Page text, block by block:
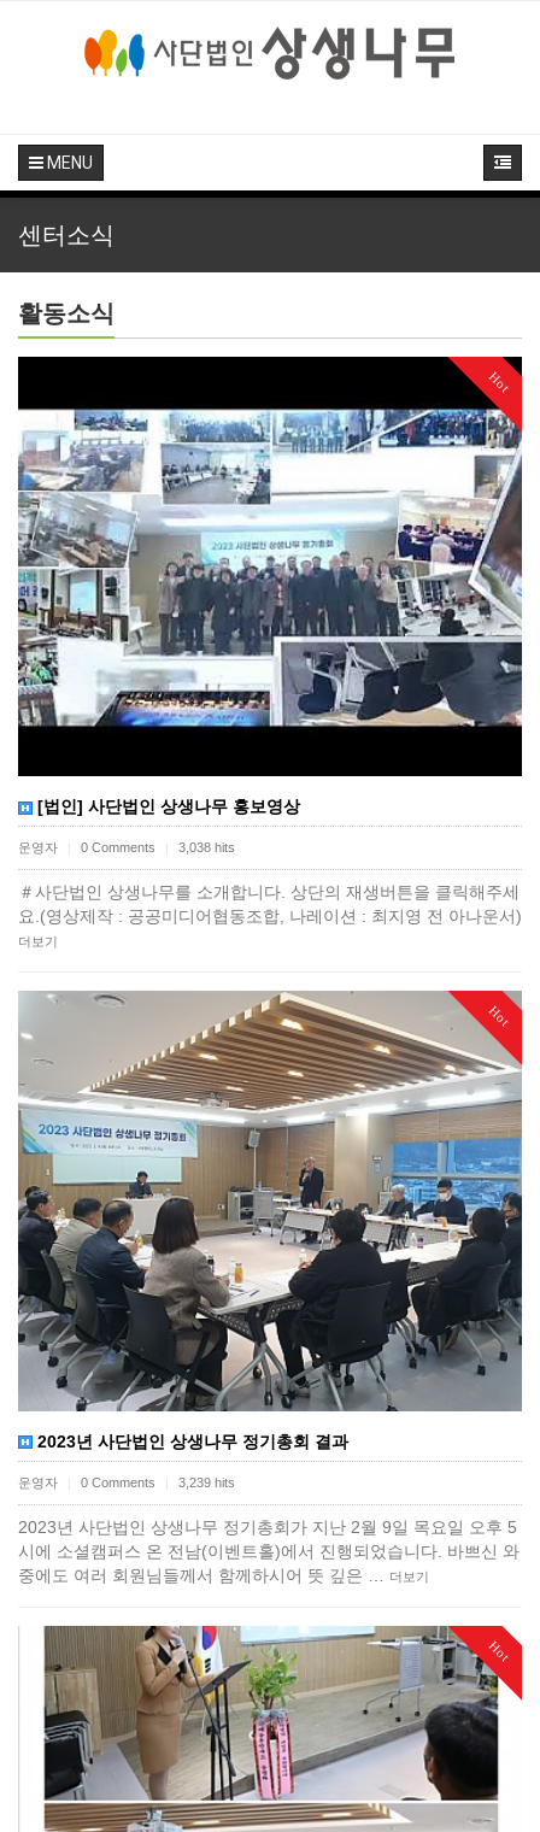
MENU
센터소식
활동소식
Hot
[법인] 사단법인 상생나무 홍보영상
운영자 | 0 Comments | 3,038 hits
＃사단법인 상생나무를 소개합니다. 상단의 재생버튼을 클릭해주세
요.(영상제작 : 공공미디어협동조합, 나레이션 : 최지영 전 아나운서)
더보기
Hot
2023년 사단법인 상생나무 정기총회 결과
운영자 | 0 Comments | 3,239 hits
2023년 사단법인 상생나무 정기총회가 지난 2월 9일 목요일 오후 5
시에 소셜캠퍼스 온 전남(이벤트홀)에서 진행되었습니다. 바쁘신 와
중에도 여러 회원님들께서 함께하시어 뜻 깊은 …
더보기
Hot